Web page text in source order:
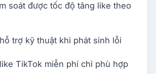
soát được tốc độ tăng like theo
trợ kỹ thuật khi phát sinh lỗi
TikTok miễn phí chỉ phù hợp